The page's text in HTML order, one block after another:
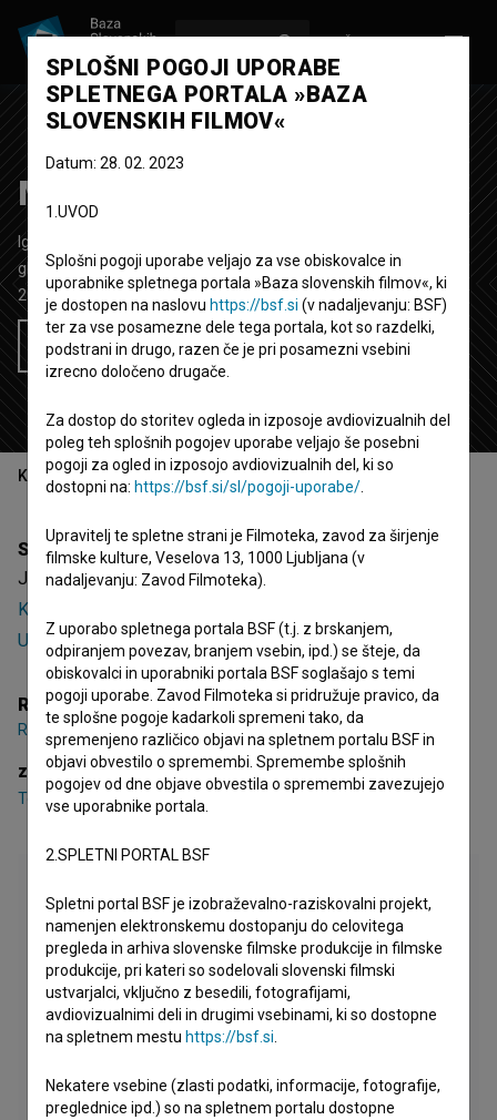
Mi2 ~ Joj joj joj
Igrani video spot
glasbeni
2021
Slovenija
Želim si ogledati ta film
Kazalo
Sinopsis
Joj joj joj je slovenski igrani video spot. Nastopa
Kregar
Uran.
Režija
Rudi Uran
zasedba
Tone Kregar
SPLOŠNI POGOJI UPORABE
SPLETNEGA PORTALA »BAZA
SLOVENSKIH FILMOV«
Datum: 28. 02. 2023
1.UVOD
Splošni pogoji uporabe veljajo za vse obiskovalce in
uporabnike spletnega portala »Baza slovenskih filmov«, ki
je dostopen na naslovu https://bsf.si (v nadaljevanju: BSF)
ter za vse posamezne dele tega portala, kot so razdelki,
podstrani in drugo, razen če je pri posamezni vsebini
izrecno določeno drugače.
Za dostop do storitev ogleda in izposoje avdiovizualnih del
poleg teh splošnih pogojev uporabe veljajo še posebni
pogoji za ogled in izposojo avdiovizualnih del, ki so
dostopni na: https://bsf.si/sl/pogoji-uporabe/
Upravitelj te spletne strani je Filmoteka, zavod za širjenje
filmske kulture, Veselova 13, 1000 Ljubljana (v
nadaljevanju: Zavod Filmoteka).
Z uporabo spletnega portala BSF (t.j. z brskanjem,
odpiranjem povezav, branjem vsebin, ipd.) se šteje, da
obiskovalci in uporabniki portala BSF soglašajo s temi
pogoji uporabe. Zavod Filmoteka si pridružuje pravico, da
te splošne pogoje kadarkoli spremeni tako, da
spremenjeno različico objavi na spletnem portalu BSF in
objavi obvestilo o spremembi. Spremembe splošnih
pogojev od dne objave obvestila o spremembi zavezujejo
vse uporabnike portala.
2.SPLETNI PORTAL BSF
Spletni portal BSF je izobraževalno-raziskovalni projekt,
namenjen elektronskemu dostopanju do celovitega
pregleda in arhiva slovenske filmske produkcije in filmske
produkcije, pri kateri so sodelovali slovenski filmski
ustvarjalci, vključno z besedili, fotografijami,
avdiovizualnimi deli in drugimi vsebinami, ki so dostopne
na spletnem mestu https://bsf.si
Nekatere vsebine (zlasti podatki, informacije, fotografije,
preglednice ipd.) so na spletnem portalu dostopne